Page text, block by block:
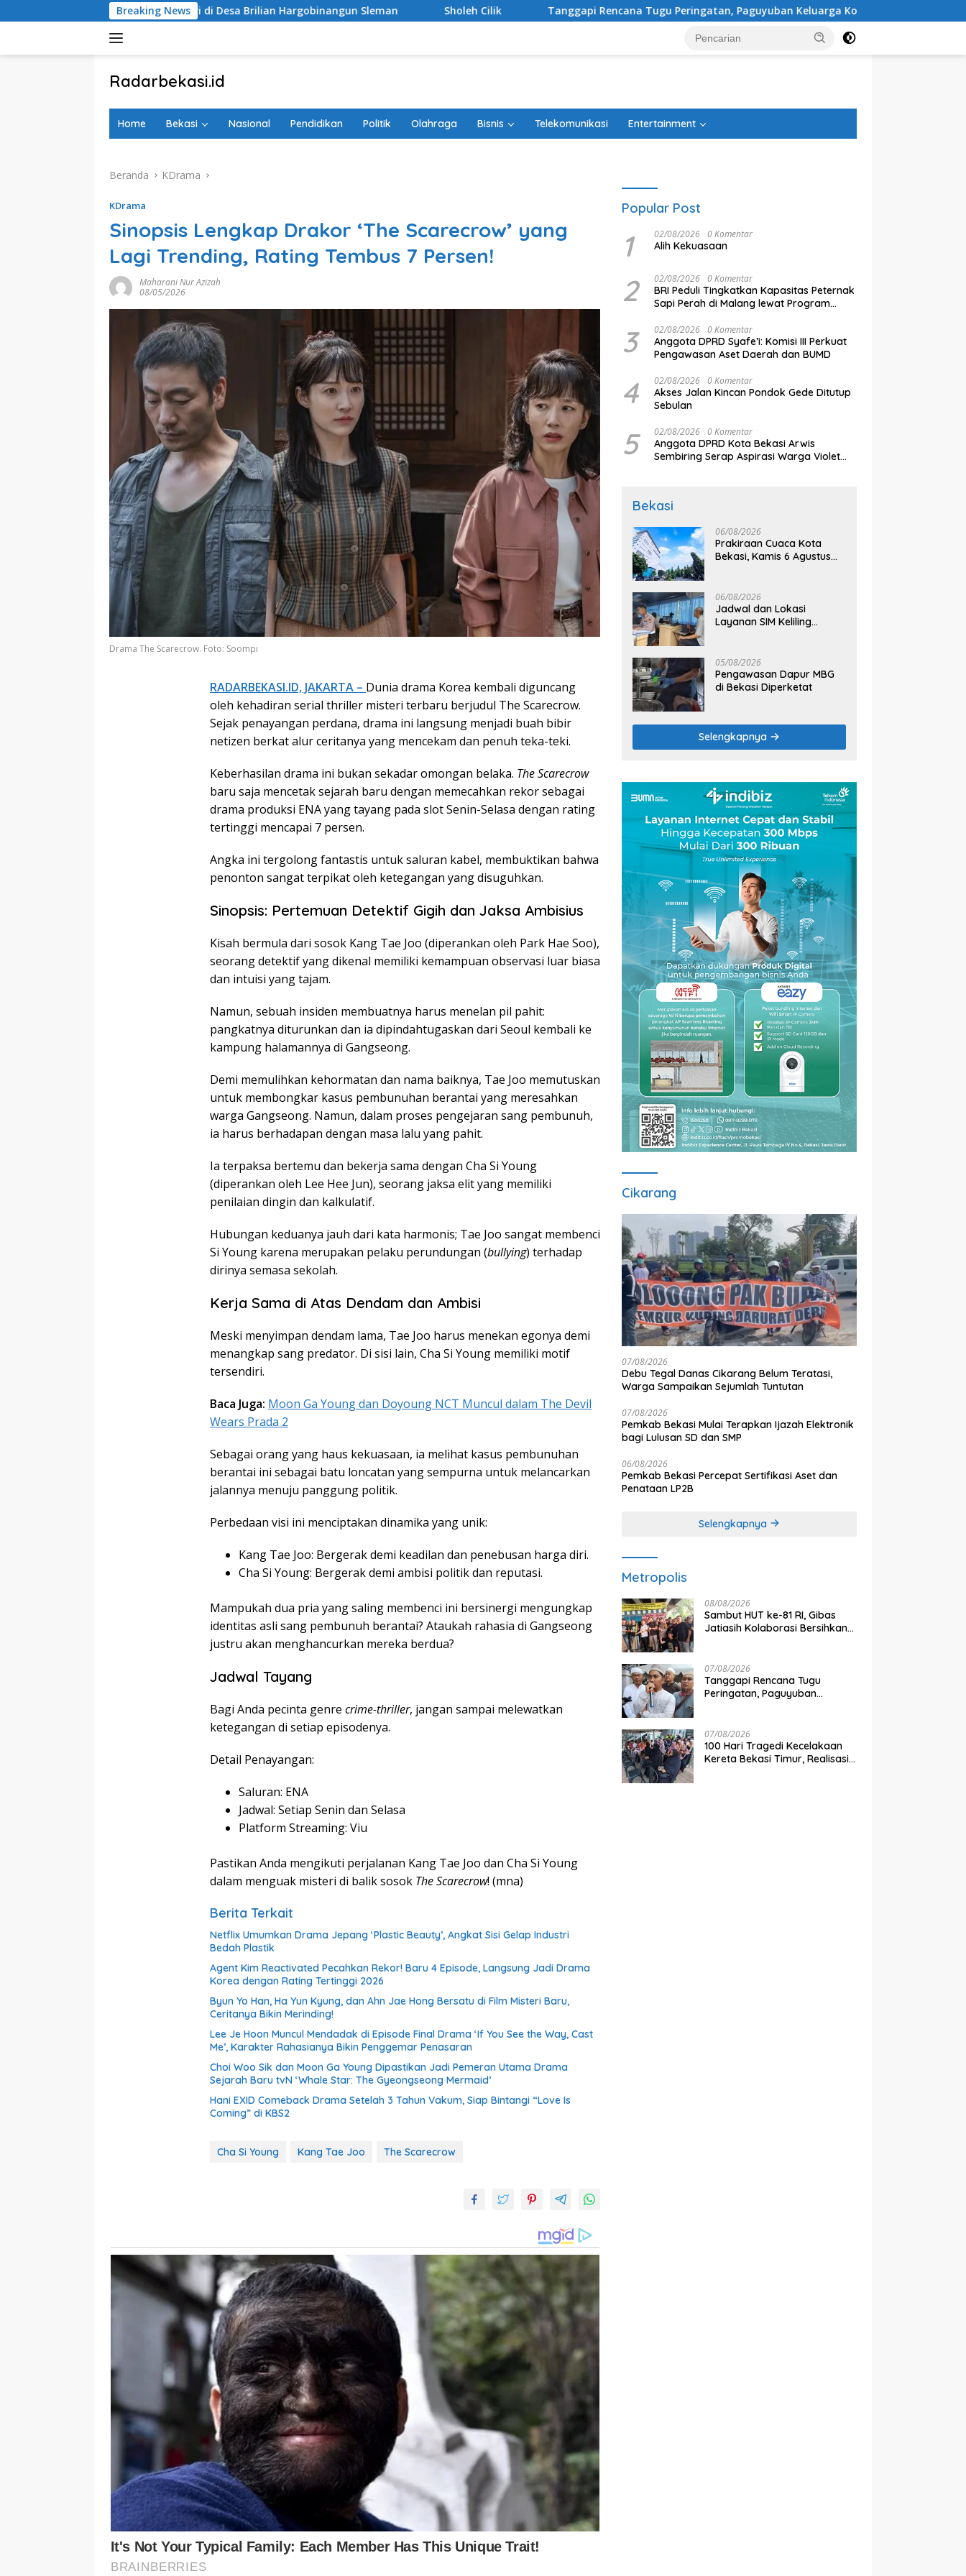
ke
Breaking News
Matahari di Desa Brilian Hargobinangun Sleman Sholeh Cilik Tanggapi Rencana Tugu Peringatan, Paguyuban Keluarga Korban Kereta Bekasi Timur: Kami Ingin
Radarbekasi.id
Bekasi
Home Bekasi Nasional Pendidikan Politik Olahraga Bisnis Telekomunikasi Entertainment
Beranda KDrama
KDrama
Sinopsis Lengkap Drakor ‘The Scarecrow’ yang
Lagi Trending, Rating Tembus 7 Persen!
Maharani Nur Azizah
08/05/2026
Drama The Scarecrow. Foto: Soompi
RADARBEKASI.ID, JAKARTA – Dunia drama Korea kembali diguncang
oleh kehadiran serial thriller misteri terbaru berjudul The Scarecrow.
Sejak penayangan perdana, drama ini langsung menjadi buah bibir
netizen berkat alur ceritanya yang mencekam dan penuh teka-teki.
Keberhasilan drama ini bukan sekadar omongan belaka. The Scarecrow
baru saja mencetak sejarah baru dengan memecahkan rekor sebagai
drama produksi ENA yang tayang pada slot Senin-Selasa dengan rating
tertinggi mencapai 7 persen.
Angka ini tergolong fantastis untuk saluran kabel, membuktikan bahwa
penonton sangat terpikat oleh ketegangan yang disuguhkan.
Sinopsis: Pertemuan Detektif Gigih dan Jaksa Ambisius
Kisah bermula dari sosok Kang Tae Joo (diperankan oleh Park Hae Soo),
seorang detektif yang dikenal memiliki kemampuan observasi luar biasa
dan intuisi yang tajam.
Namun, sebuah insiden membuatnya harus menelan pil pahit:
pangkatnya diturunkan dan ia dipindahtugaskan dari Seoul kembali ke
kampung halamannya di Gangseong.
Demi memulihkan kehormatan dan nama baiknya, Tae Joo memutuskan
untuk membongkar kasus pembunuhan berantai yang meresahkan
warga Gangseong. Namun, dalam proses pengejaran sang pembunuh,
ia harus berhadapan dengan masa lalu yang pahit.
Ia terpaksa bertemu dan bekerja sama dengan Cha Si Young
(diperankan oleh Lee Hee Jun), seorang jaksa elit yang memiliki
penilaian dingin dan kalkulatif.
Hubungan keduanya jauh dari kata harmonis; Tae Joo sangat membenci
Si Young karena merupakan pelaku perundungan (bullying) terhadap
dirinya semasa sekolah.
Kerja Sama di Atas Dendam dan Ambisi
Meski menyimpan dendam lama, Tae Joo harus menekan egonya demi
menangkap sang predator. Di sisi lain, Cha Si Young memiliki motif
tersendiri.
Baca Juga: Moon Ga Young dan Doyoung NCT Muncul dalam The Devil
Wears Prada 2
Sebagai orang yang haus kekuasaan, ia melihat kasus pembunuhan
berantai ini sebagai batu loncatan yang sempurna untuk melancarkan
jalannya menuju panggung politik.
Perbedaan visi ini menciptakan dinamika yang unik:
Kang Tae Joo: Bergerak demi keadilan dan penebusan harga diri.
Cha Si Young: Bergerak demi ambisi politik dan reputasi.
Mampukah dua pria yang saling membenci ini bersinergi mengungkap
identitas asli sang pembunuh berantai? Ataukah rahasia di Gangseong
justru akan menghancurkan mereka berdua?
Jadwal Tayang
Bagi Anda pecinta genre crime-thriller, jangan sampai melewatkan
ketegangan di setiap episodenya.
Detail Penayangan:
Saluran: ENA
Jadwal: Setiap Senin dan Selasa
Platform Streaming: Viu
Pastikan Anda mengikuti perjalanan Kang Tae Joo dan Cha Si Young
dalam menguak misteri di balik sosok The Scarecrow! (mna)
Berita Terkait
Netflix Umumkan Drama Jepang ‘Plastic Beauty’, Angkat Sisi Gelap Industri
Bedah Plastik
Agent Kim Reactivated Pecahkan Rekor! Baru 4 Episode, Langsung Jadi Drama
Korea dengan Rating Tertinggi 2026
Byun Yo Han, Ha Yun Kyung, dan Ahn Jae Hong Bersatu di Film Misteri Baru,
Ceritanya Bikin Merinding!
Lee Je Hoon Muncul Mendadak di Episode Final Drama ‘If You See the Way, Cast
Me’, Karakter Rahasianya Bikin Penggemar Penasaran
Choi Woo Sik dan Moon Ga Young Dipastikan Jadi Pemeran Utama Drama
Sejarah Baru tvN ‘Whale Star: The Gyeongseong Mermaid’
Hani EXID Comeback Drama Setelah 3 Tahun Vakum, Siap Bintangi “Love Is
Coming” di KBS2
Cha Si Young Kang Tae Joo The Scarecrow
Popular Post
1 02/08/2026 0 Komentar
Alih Kekuasaan
2 02/08/2026 0 Komentar
BRI Peduli Tingkatkan Kapasitas Peternak
Sapi Perah di Malang lewat Program
3 02/08/2026 0 Komentar
Anggota DPRD Syafe’i: Komisi III Perkuat
Pengawasan Aset Daerah dan BUMD
4 02/08/2026 0 Komentar
Akses Jalan Kincan Pondok Gede Ditutup
Sebulan
5 02/08/2026 0 Komentar
Anggota DPRD Kota Bekasi Arwis
Sembiring Serap Aspirasi Warga Violet
Bekasi
06/08/2026
Prakiraan Cuaca Kota
Bekasi, Kamis 6 Agustus
06/08/2026
Jadwal dan Lokasi
Layanan SIM Keliling
05/08/2026
Pengawasan Dapur MBG
di Bekasi Diperketat
Selengkapnya
Cikarang
07/08/2026
Debu Tegal Danas Cikarang Belum Teratasi,
Warga Sampaikan Sejumlah Tuntutan
07/08/2026
Pemkab Bekasi Mulai Terapkan Ijazah Elektronik
bagi Lulusan SD dan SMP
06/08/2026
Pemkab Bekasi Percepat Sertifikasi Aset dan
Penataan LP2B
Selengkapnya
Metropolis
08/08/2026
Sambut HUT ke-81 RI, Gibas
Jatiasih Kolaborasi Bersihkan
07/08/2026
Tanggapi Rencana Tugu
Peringatan, Paguyuban
Perbaikan Sistem Keselamatan
Lebih Dulu
07/08/2026
100 Hari Tragedi Kecelakaan
Kereta Bekasi Timur, Realisasi